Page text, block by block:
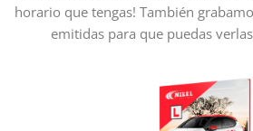
horario que tengas! También
emitidas para que puedas